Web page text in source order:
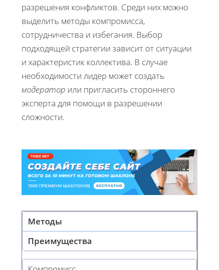
разрешения конфликтов. Среди них можно
выделить методы компромисса,
сотрудничества и избегания. Выбор
подходящей стратегии зависит от ситуации
и характеристик коллектива. В случае
необходимости лидер может создать
модератор или пригласить стороннего
эксперта для помощи в разрешении
сложности.
Методы
Преимущества